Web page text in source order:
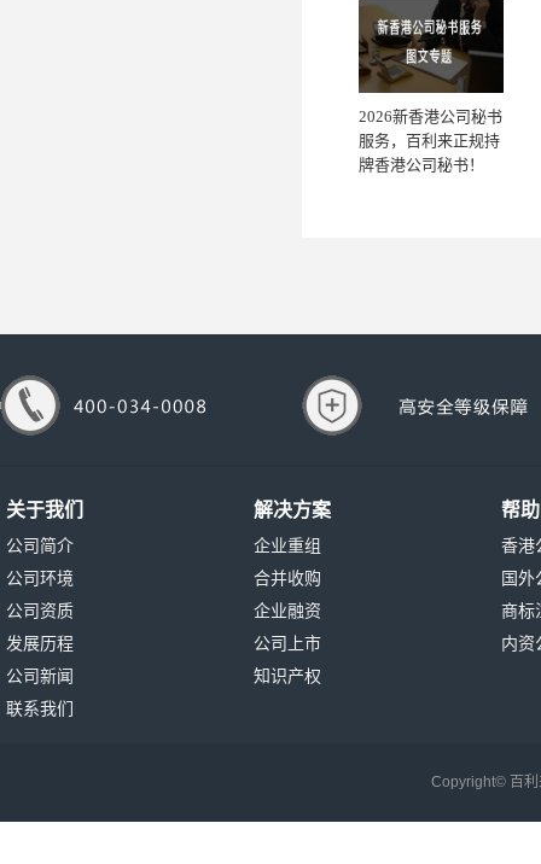
2026新香港公司秘书
服务，百利来正规持
牌香港公司秘书！
关于我们
公司简介
公司环境
公司资质
发展历程
公司新闻
联系我们
解决方案
企业重组
合并收购
企业融资
公司上市
知识产权
帮
香港
国外
商标
内资
Copyright© 百